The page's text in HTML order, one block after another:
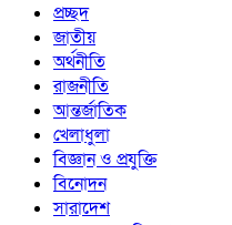
প্রচ্ছদ
জাতীয়
অর্থনীতি
রাজনীতি
আন্তর্জাতিক
খেলাধুলা
বিজ্ঞান ও প্রযুক্তি
বিনোদন
সারাদেশ